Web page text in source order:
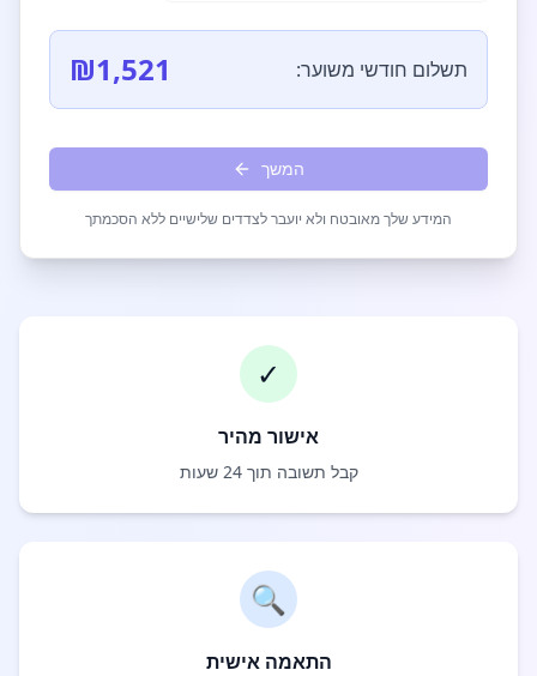
תשלום חודשי משוער: ₪1,521
המשך
המידע שלך מאובטח ולא יועבר לצדדים שלישיים ללא הסכמתך
✓
אישור מהיר
קבל תשובה תוך 24 שעות
🔍
התאמה אישית